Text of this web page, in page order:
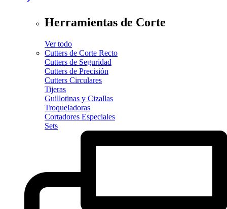
Herramientas de Corte
Ver todo
Cutters de Corte Recto
Cutters de Seguridad
Cutters de Precisión
Cutters Circulares
Tijeras
Guillotinas y Cizallas
Troqueladoras
Cortadores Especiales
Sets